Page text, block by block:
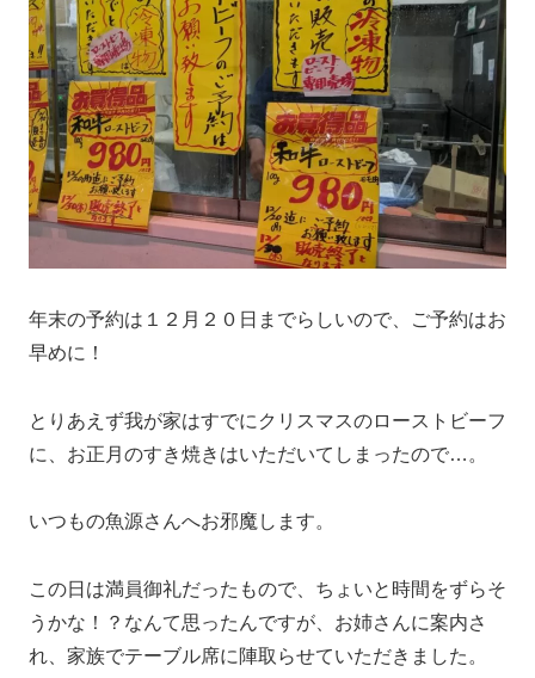
年末の予約は１２月２０日までらしいので、ご予約はお
早めに！
とりあえず我が家はすでにクリスマスのローストビーフ
に、お正月のすき焼きはいただいてしまったので…。
いつもの魚源さんへお邪魔します。
この日は満員御礼だったもので、ちょいと時間をずらそ
うかな！？なんて思ったんですが、お姉さんに案内さ
れ、家族でテーブル席に陣取らせていただきました。